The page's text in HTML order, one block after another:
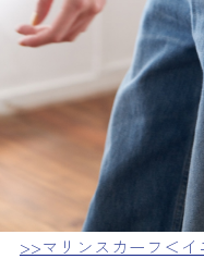
>>マリンスカーフ＜